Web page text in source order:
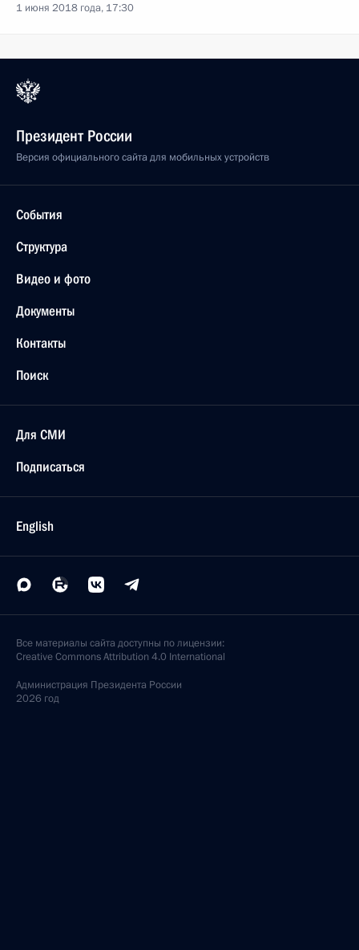
1 июня 2018 года, 17:30
Президент России
Версия официального сайта для мобильных устройств
События
Структура
Видео и фото
Документы
Контакты
Поиск
Для СМИ
Подписаться
English
Все материалы сайта доступны по лицензии:
Creative Commons Attribution 4.0 International
Администрация Президента России
2026 год